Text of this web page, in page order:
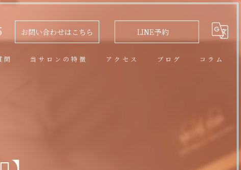
お問い合わせはこちら LINE予約
問 当サロンの特徴 アクセス ブログ コラム